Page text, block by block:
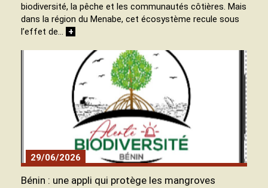
biodiversité, la pêche et les communautés côtières. Mais
dans la région du Menabe, cet écosystème recule sous
l’effet de… +
29/06/2026
Bénin : une appli qui protège les mangroves